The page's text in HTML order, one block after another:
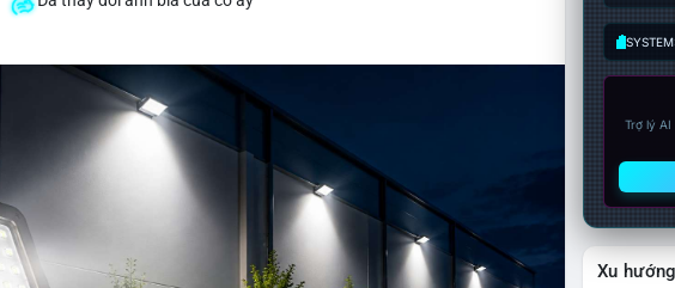
Trợ lý
Xu